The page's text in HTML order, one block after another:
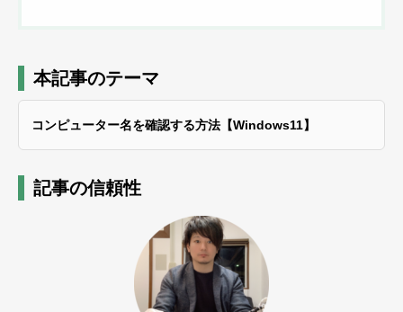
本記事のテーマ
コンピューター名を確認する方法【Windows11】
記事の信頼性